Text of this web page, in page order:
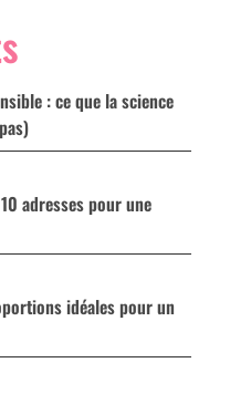
: ce que la science
adresses pour une
idéales pour un